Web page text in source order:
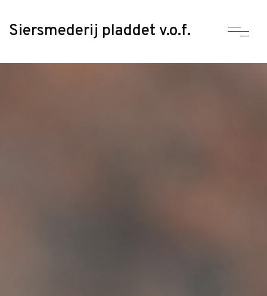
Siersmederij pladdet v.o.f.